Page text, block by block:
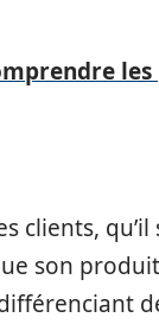
clients, qu’il
son